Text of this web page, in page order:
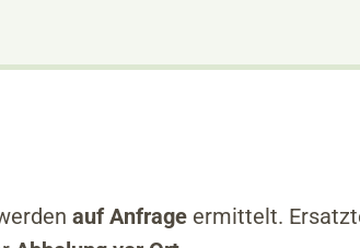
auf Anfrage ermittelt.